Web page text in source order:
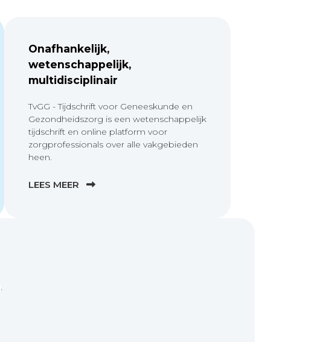
Onafhankelijk,
wetenschappelijk,
multidisciplinair
TvGG - Tijdschrift voor Geneeskunde en
Gezondheidszorg is een wetenschappelijk
tijdschrift en online platform voor
zorgprofessionals over alle vakgebieden
heen.
LEES MEER